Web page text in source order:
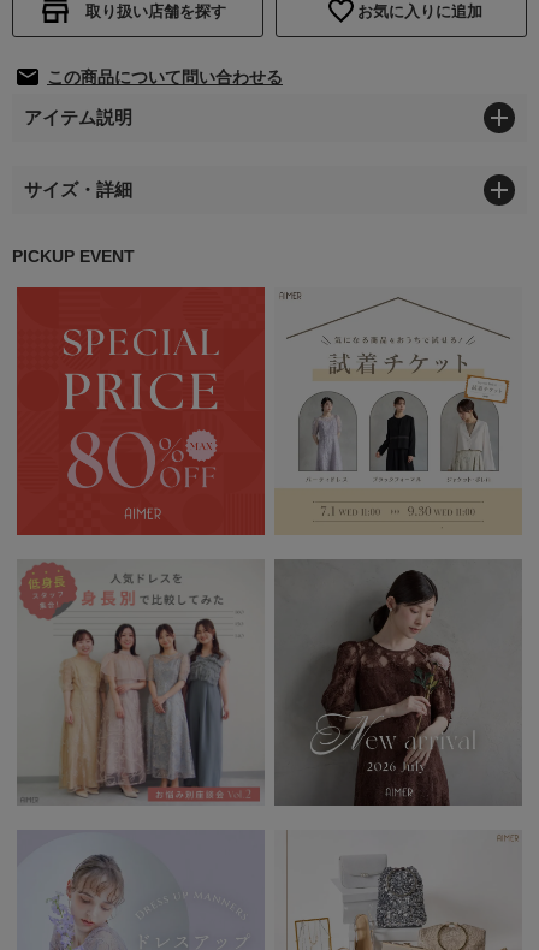
取り扱い店舗を探す お気に入りに追加
この商品について問い合わせる
アイテム説明
サイズ・詳細
PICKUP EVENT